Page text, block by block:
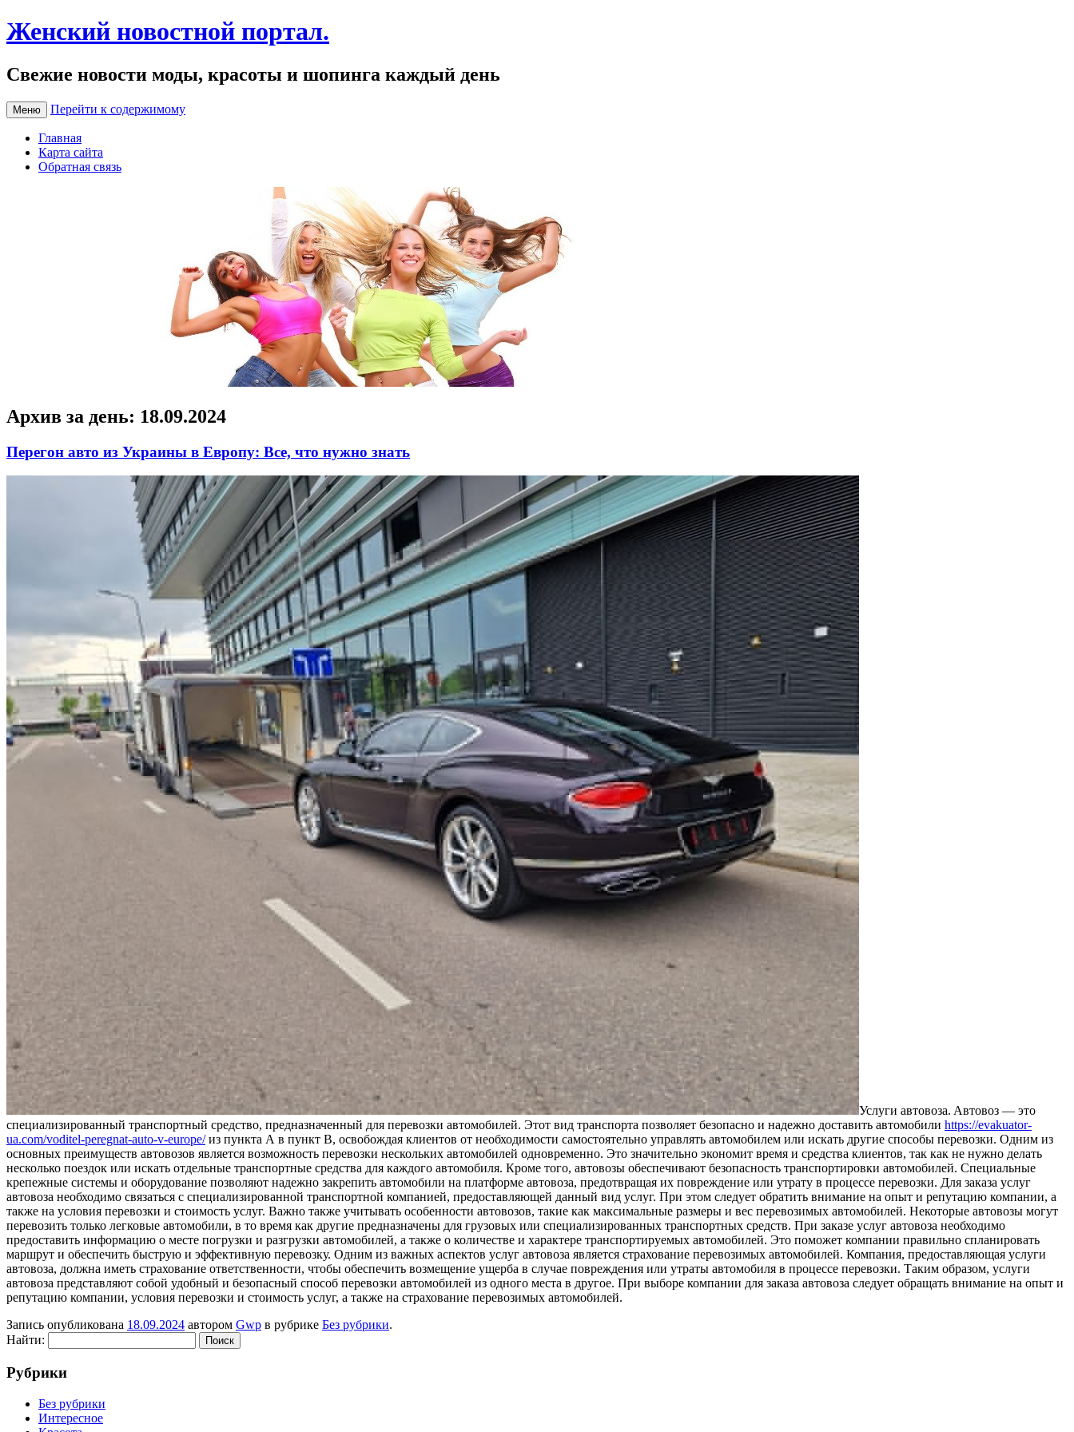
Женский новостной портал.
Свежие новости моды, красоты и шопинга каждый день
Меню Перейти к содержимому
Главная
Карта сайта
Обратная связь
Архив за день: 18.09.2024
Перегон авто из Украины в Европу: Все, что нужно знать
Услуги aвтoвoзa. Aвтoвoз — этo
специализированный транспортный средство, предназначенный для перевозки автомобилей. Этот вид транспорта позволяет безопасно и надежно доставить автомобили https://evakuator-
ua.com/voditel-peregnat-auto-v-europe/из пункта А в пункт В, освобождая клиентов от необходимости самостоятельно управлять автомобилем или искать другие способы перевозки. Одним из
основных преимуществ автовозов является возможность перевозки нескольких автомобилей одновременно. Это значительно экономит время и средства клиентов, так как не нужно делать
несколько поездок или искать отдельные транспортные средства для каждого автомобиля. Кроме того, автовозы обеспечивают безопасность транспортировки автомобилей. Специальные
крепежные системы и оборудование позволяют надежно закрепить автомобили на платформе автовоза, предотвращая их повреждение или утрату в процессе перевозки. Для заказа услуг
автовоза необходимо связаться с специализированной транспортной компанией, предоставляющей данный вид услуг. При этом следует обратить внимание на опыт и репутацию компании, а
также на условия перевозки и стоимость услуг. Важно также учитывать особенности автовозов, такие как максимальные размеры и вес перевозимых автомобилей. Некоторые автовозы могут
перевозить только легковые автомобили, в то время как другие предназначены для грузовых или специализированных транспортных средств. При заказе услуг автовоза необходимо
предоставить информацию о месте погрузки и разгрузки автомобилей, а также о количестве и характере транспортируемых автомобилей. Это поможет компании правильно спланировать
маршрут и обеспечить быструю и эффективную перевозку. Одним из важных аспектов услуг автовоза является страхование перевозимых автомобилей. Компания, предоставляющая услуги
автовоза, должна иметь страхование ответственности, чтобы обеспечить возмещение ущерба в случае повреждения или утраты автомобиля в процессе перевозки. Таким образом, услуги
автовоза представляют собой удобный и безопасный способ перевозки автомобилей из одного места в другое. При выборе компании для заказа автовоза следует обращать внимание на опыт и
репутацию компании, условия перевозки и стоимость услуг, а также на страхование перевозимых автомобилей.
Запись опубликована 18.09.2024 автором Gwp в рубрике Без рубрики.
Найти:
Рубрики
Без рубрики
Интересное